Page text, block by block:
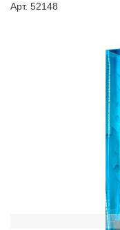
Арт. 52148